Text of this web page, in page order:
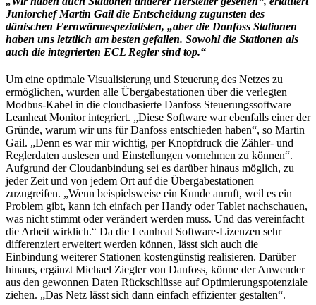
Juniorchef Martin Gail die Entscheidung zugunsten des
dänischen Fernwärmespezialisten, „aber die Danfoss Stationen
haben uns letztlich am besten gefallen. Sowohl die Stationen als
auch die integrierten ECL Regler sind top.“
Um eine optimale Visualisierung und Steuerung des Netzes zu
ermöglichen, wurden alle Übergabestationen über die verlegten
Modbus-Kabel in die cloudbasierte Danfoss Steuerungssoftware
Leanheat Monitor integriert. „Diese Software war ebenfalls einer der
Gründe, warum wir uns für Danfoss entschieden haben“, so Martin
Gail. „Denn es war mir wichtig, per Knopfdruck die Zähler- und
Reglerdaten auslesen und Einstellungen vornehmen zu können“.
Aufgrund der Cloudanbindung sei es darüber hinaus möglich, zu
jeder Zeit und von jedem Ort auf die Übergabestationen
zuzugreifen. „Wenn beispielsweise ein Kunde anruft, weil es ein
Problem gibt, kann ich einfach per Handy oder Tablet nachschauen,
was nicht stimmt oder verändert werden muss. Und das vereinfacht
die Arbeit wirklich.“ Da die Leanheat Software-Lizenzen sehr
differenziert erweitert werden können, lässt sich auch die
Einbindung weiterer Stationen kostengünstig realisieren. Darüber
hinaus, ergänzt Michael Ziegler von Danfoss, könne der Anwender
aus den gewonnen Daten Rückschlüsse auf Optimierungspotenziale
ziehen. „Das Netz lässt sich dann einfach effizienter gestalten“.